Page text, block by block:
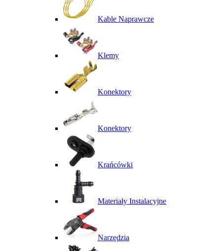
Kable Naprawcze
Klemy
Konektory
Konektory
Krańcówki
Materiały Instalacyjne
Narzędzia